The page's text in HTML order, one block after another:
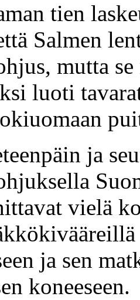
tien
Salmen
mutta se
luoti
ja
vielä
ja sen
koneeseen.